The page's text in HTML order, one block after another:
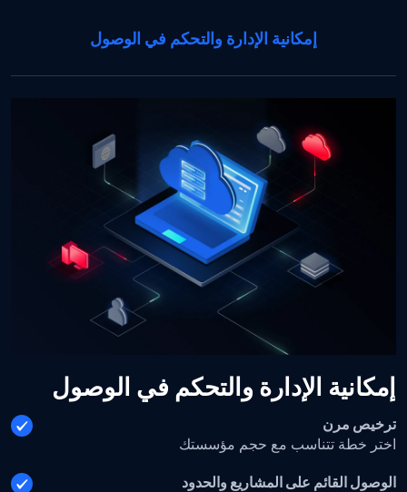
إمكانية الإدارة والتحكم في الوصول
إمكانية الإدارة والتحكم في الوصول
ترخيص مرن
اختر خطة تتناسب مع حجم مؤسستك
الوصول القائم على المشاريع والحدود